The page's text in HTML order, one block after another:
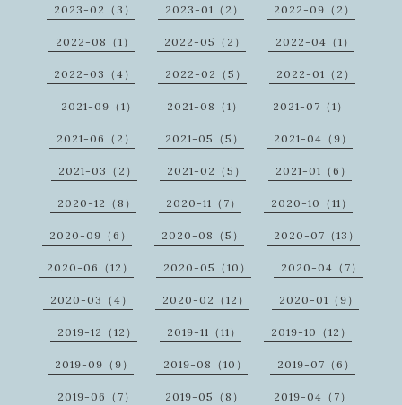
2023-02（3） 2023-01（2） 2022-09（2）
2022-08（1） 2022-05（2） 2022-04（1）
2022-03（4） 2022-02（5） 2022-01（2）
2021-09（1） 2021-08（1） 2021-07（1）
2021-06（2） 2021-05（5） 2021-04（9）
2021-03（2） 2021-02（5） 2021-01（6）
2020-12（8） 2020-11（7） 2020-10（11）
2020-09（6） 2020-08（5） 2020-07（13）
2020-06（12） 2020-05（10） 2020-04（7）
2020-03（4） 2020-02（12） 2020-01（9）
2019-12（12） 2019-11（11） 2019-10（12）
2019-09（9） 2019-08（10） 2019-07（6）
2019-06（7） 2019-05（8） 2019-04（7）